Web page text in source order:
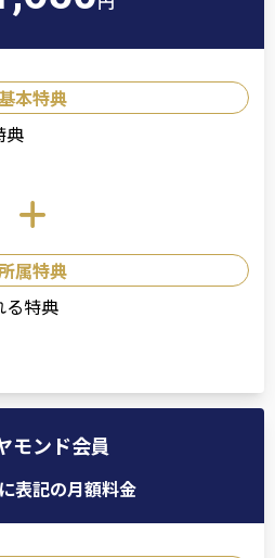
本特典
典
属特典
る特典
モンド会員
表記の月額料金